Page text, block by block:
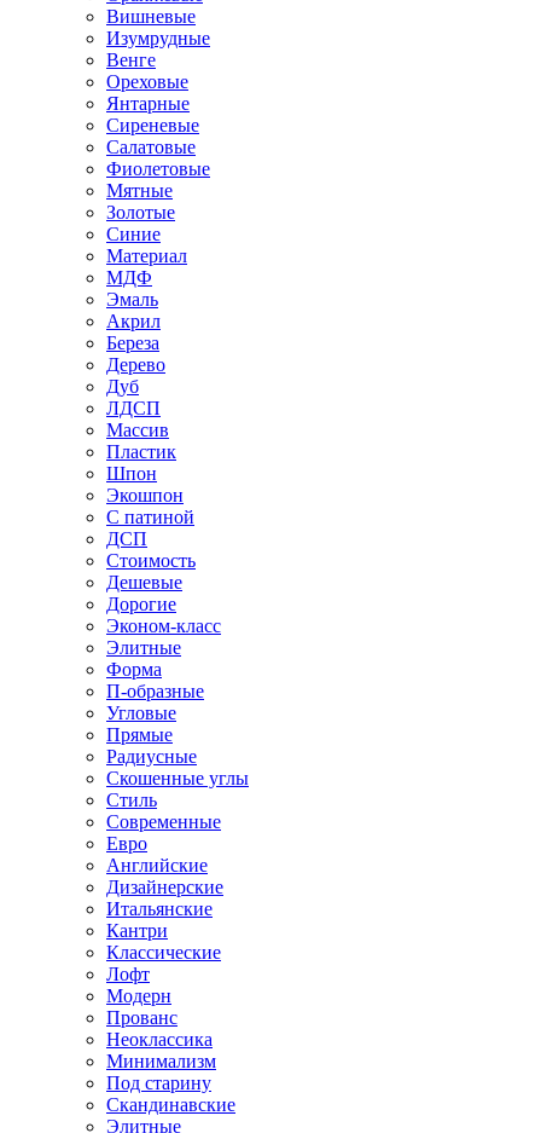
Вишневые
Изумрудные
Венге
Ореховые
Янтарные
Сиреневые
Салатовые
Фиолетовые
Мятные
Золотые
Синие
Материал
МДФ
Эмаль
Акрил
Береза
Дерево
Дуб
ЛДСП
Массив
Пластик
Шпон
Экошпон
С патиной
ДСП
Стоимость
Дешевые
Дорогие
Эконом-класс
Элитные
Форма
П-образные
Угловые
Прямые
Радиусные
Скошенные углы
Стиль
Современные
Евро
Английские
Дизайнерские
Итальянские
Кантри
Классические
Лофт
Модерн
Прованс
Неоклассика
Минимализм
Под старину
Скандинавские
Элитные